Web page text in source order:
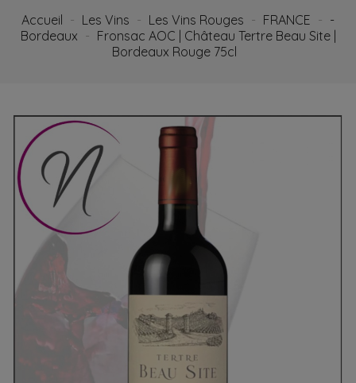
Accueil Les Vins Les Vins Rouges FRANCE
-
Bordeaux
Fronsac AOC | Château Tertre Beau Site |
Bordeaux Rouge 75cl